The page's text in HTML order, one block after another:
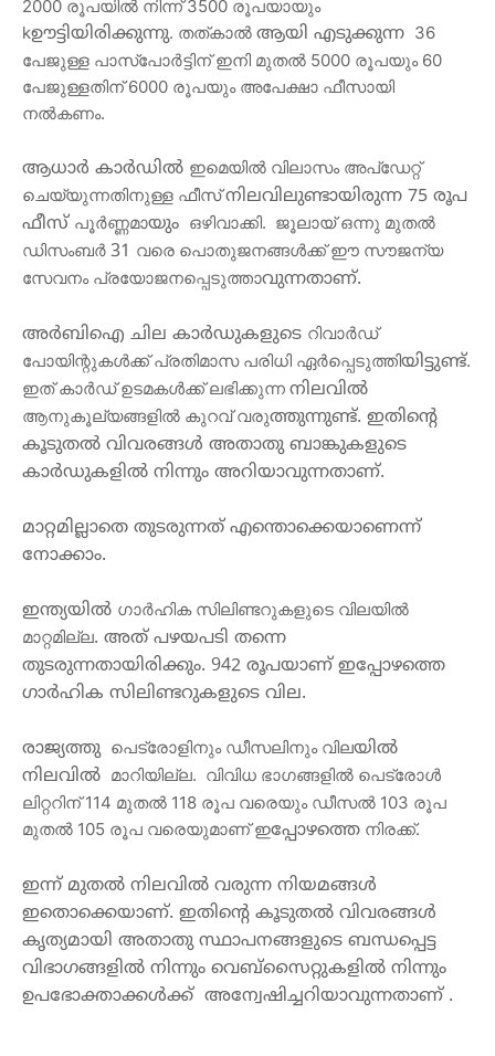
2000 രൂപയില്‍ നിന്ന് 3500 രൂപയായും
kഊട്ടിയിരിക്കുന്നു. തത്കാല്‍ ആയി എടുക്കുന്ന 36
പേജുള്ള പാസ്‌പോർട്ടിന് ഇനി മുതല്‍ 5000 രൂപയും 60
പേജുള്ളതിന് 6000 രൂപയും അപേക്ഷാ ഫീസായി
നല്‍കണം.
ആധാർ കാർഡിൽ ഇമെയില്‍ വിലാസം അപ്‌ഡേറ്റ്
ചെയ്യുന്നതിനുള്ള ഫീസ് നിലവിലുണ്ടായിരുന്ന 75 രൂപ
ഫീസ് പൂർണ്ണമായും ഒഴിവാക്കി.  ജൂലായ് ഒന്നു മുതല്‍
ഡിസംബർ 31 വരെ പൊതുജനങ്ങള്‍ക്ക് ഈ സൗജന്യ
സേവനം പ്രയോജനപ്പെടുത്താവുന്നതാണ്.
അർബിഐ ചില കാർഡുകളുടെ റിവാര്‍ഡ്
പോയിന്റുകള്‍ക്ക് പ്രതിമാസ പരിധി ഏര്‍പ്പെടുത്തിയിട്ടുണ്ട്.
ഇത് കാര്‍ഡ് ഉടമകള്‍ക്ക് ലഭിക്കുന്ന നിലവിൽ
ആനുകൂല്യങ്ങളില്‍ കുറവ് വരുത്തുന്നുണ്ട്. ഇതിന്റെ
കൂടുതൽ വിവരങ്ങൾ അതാതു ബാങ്കുകളുടെ
കാർഡുകളിൽ നിന്നും അറിയാവുന്നതാണ്.
മാറ്റമില്ലാതെ തുടരുന്നത് എന്തൊക്കെയാണെന്ന്
നോക്കാം.
ഇന്ത്യയിൽ ഗാര്‍ഹിക സിലിണ്ടറുകളുടെ വിലയില്‍
മാറ്റമില്ല. അത് പഴയപടി തന്നെ
തുടരുന്നതായിരിക്കും. 942 രൂപയാണ് ഇപ്പോഴത്തെ
ഗാർഹിക സിലിണ്ടറുകളുടെ വില.
രാജ്യത്തു പെട്രോളിനും ഡീസലിനും വിലയിൽ
നിലവിൽ മാറിയില്ല.  വിവിധ ഭാഗങ്ങളില്‍ പെട്രോള്‍
ലിറ്ററിന് 114 മുതല്‍ 118 രൂപ വരെയും ഡീസല്‍ 103 രൂപ
മുതല്‍ 105 രൂപ വരെയുമാണ് ഇപ്പോഴത്തെ നിരക്ക്.
ഇന്ന് മുതൽ നിലവിൽ വരുന്ന നിയമങ്ങൾ
ഇതൊക്കെയാണ്. ഇതിന്റെ കൂടുതൽ വിവരങ്ങൾ
കൃത്യമായി അതാതു സ്ഥാപനങ്ങളുടെ ബന്ധപ്പെട്ട
വിഭാഗങ്ങളിൽ നിന്നും വെബ്സൈറ്റുകളിൽ നിന്നും
ഉപഭോക്താക്കൾക്ക്
  അന്വേഷി
ച്ചറിയാവുന്നതാണ് .